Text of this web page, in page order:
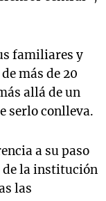
familiares y
más de 20
allá de un
serlo conlleva.
a su paso
de la institución
las